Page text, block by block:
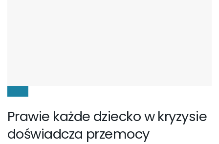
Prawie każde dziecko w kryzysie
doświadcza przemocy